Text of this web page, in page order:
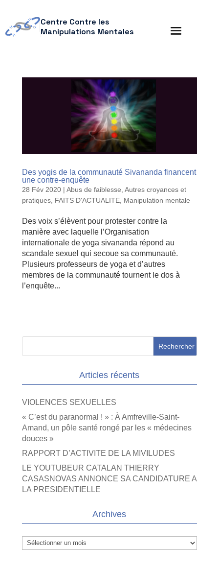
Centre Contre les
Manipulations Mentales
Des yogis de la communauté Sivananda financent
une contre-enquête
28 Fév 2020| Abus de faiblesse Autres croyances et
pratiques, FAITS D'ACTUALITE, Manipulation mentale
Des voix s’élèvent pour protester contre la
manière avec laquelle l’Organisation
internationale de yoga sivananda répond au
scandale sexuel qui secoue sa communauté.
Plusieurs professeurs de yoga et d’autres
membres de la communauté tournent le dos à
l’enquête...
Articles récents
VIOLENCES SEXUELLES
« C’est du paranormal ! » : À Amfreville-Saint-
Amand, un pôle santé rongé par les « médecines
douces »
RAPPORT D’ACTIVITE DE LA MIVILUDES
LE YOUTUBEUR CATALAN THIERRY
CASASNOVAS ANNONCE SA CANDIDATURE A
LA PRESIDENTIELLE
Archives
Archives